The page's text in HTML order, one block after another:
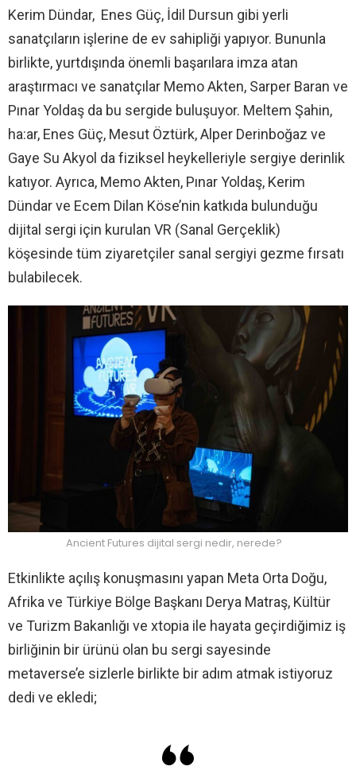
Kerim Dündar, Enes Güç, İdil Dursun gibi yerli
sanatçıların işlerine de ev sahipliği yapıyor. Bununla
birlikte, yurtdışında önemli başarılara imza atan
araştırmacı ve sanatçılar Memo Akten, Sarper Baran ve
Pınar Yoldaş da bu sergide buluşuyor. Meltem Şahin,
ha:ar, Enes Güç, Mesut Öztürk, Alper Derinboğaz ve
Gaye Su Akyol da fiziksel heykelleriyle sergiye derinlik
katıyor. Ayrıca, Memo Akten, Pınar Yoldaş, Kerim
Dündar ve Ecem Dilan Köse’nin katkıda bulunduğu
dijital sergi için kurulan VR (Sanal Gerçeklik)
köşesinde tüm ziyaretçiler sanal sergiyi gezme fırsatı
bulabilecek.
Ancient Futures dijital sergi nedir, nerede?
Etkinlikte açılış konuşmasını yapan Meta Orta Doğu,
Afrika ve Türkiye Bölge Başkanı Derya Matraş, Kültür
ve Turizm Bakanlığı ve xtopia ile hayata geçirdiğimiz iş
birliğinin bir ürünü olan bu sergi sayesinde
metaverse’e sizlerle birlikte bir adım atmak istiyoruz
dedi ve ekledi;